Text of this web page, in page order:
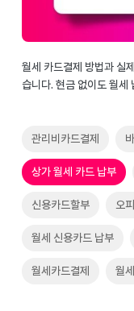
월세 카드결제 방법과 실
습니다. 현금 없이도 월세
관리비카드결제
상가 월세 카드 납부
신용카드할부 오
월세 신용카드 납부
월세카드결제 월